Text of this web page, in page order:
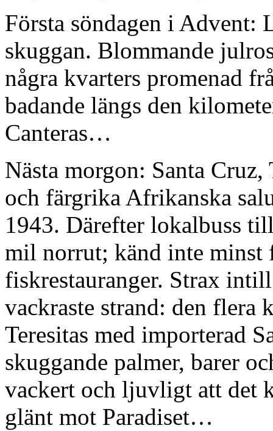
Första söndagen i Advent:
skuggan. Blommande
några kvarters promenad
badande längs den
Canteras…
Nästa morgon: Santa
och färgrika Afrikanska
1943. Därefter lokalbuss
mil norrut; känd inte minst
fiskrestauranger. Strax
vackraste strand: den flera
Teresitas med importerad
skuggande palmer, barer
vackert och ljuvligt att det
glänt mot Paradiset…